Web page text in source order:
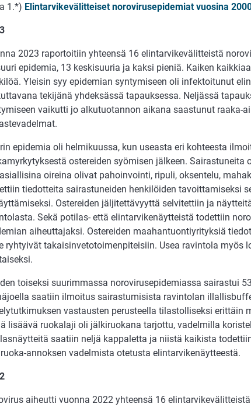
1.*) Elintarvikevälitteiset norovirusepidemiat vuosina
2023 raportoitiin yhteensä 16 elintarvikevälitteistä
epidemia, 13 keskisuuria ja kaksi pieniä. Kaiken
Yleisin syy epidemian syntymiseen oli infektoitunut
tekijänä yhdeksässä tapauksessa. Neljässä
vaikutti jo alkutuotannon aikana saastunut raaka-
epidemia oli helmikuussa, kun useasta eri kohteesta
ostereiden syömisen jälkeen. Sairastuneita
oireina olivat pahoinvointi, ripuli, oksentelu,
tiedotteita sairastuneiden henkilöiden tavoittamiseksi
Ostereiden jäljitettävyyttä selvitettiin ja
Sekä potilas- että elintarvikenäytteistä todettiin
aiheuttajaksi. Ostereiden maahantuontiyrityksiä
ryhtyivät takaisinvetotoimenpiteisiin. Usea ravintola myös
toiseksi suurimmassa norovirusepidemiassa sairastui
saatiin ilmoitus sairastumisista ravintolan
vastausten perusteella tilastolliseksi erittäin
lisäävä ruokalaji oli jälkiruokana tarjottu, vadelmilla
saatiin neljä kappaletta ja niistä kaikista
annoksen vadelmista otetusta elintarvikenäytteestä.
aiheutti vuonna 2022 yhteensä 16